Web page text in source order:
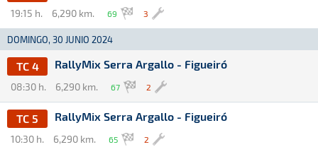
19:15 h. 6,290 km. 69 3
DOMINGO, 30 JUNIO 2024
TC 4 RallyMix Serra Argallo - Figueiró
08:30 h. 6,290 km. 67 2
TC 5 RallyMix Serra Argallo - Figueiró
10:30 h. 6,290 km. 65 2